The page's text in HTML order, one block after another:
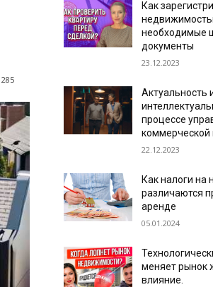
285
Как
необходимые
документы
23.12.2023
Актуальность
процессе
22.12.2023
Как налоги на
различаются
аренде
05.01.2024
меняет рынок
влияние.